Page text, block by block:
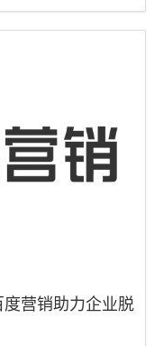
营销助力企业脱